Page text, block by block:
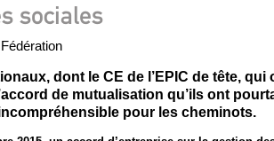
sociales
dont le CE de l’EPIC de tête,
de mutualisation qu’ils ont
pour les cheminots.